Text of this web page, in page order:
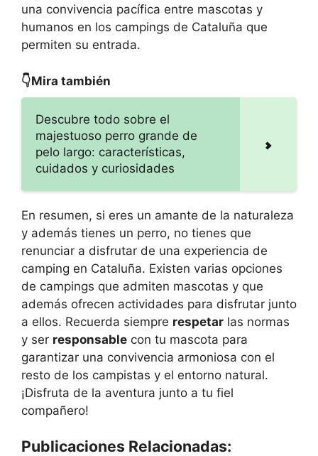
una convivencia pacífica entre mascotas y
humanos en los campings de Cataluña que
permiten su entrada.
👇Mira también
Descubre todo sobre el
majestuoso perro grande de
pelo largo: características,
cuidados y curiosidades
En resumen, si eres un amante de la naturaleza
y además tienes un perro, no tienes que
renunciar a disfrutar de una experiencia de
camping en Cataluña. Existen varias opciones
de campings que admiten mascotas y que
además ofrecen actividades para disfrutar junto
a ellos. Recuerda siempre respetar las normas
y ser responsable con tu mascota para
garantizar una convivencia armoniosa con el
resto de los campistas y el entorno natural.
¡Disfruta de la aventura junto a tu fiel
compañero!
Publicaciones Relacionadas: